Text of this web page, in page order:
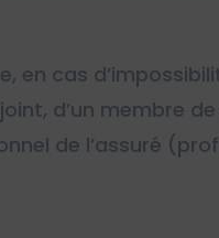
en cas
d’un membre
de l’assuré